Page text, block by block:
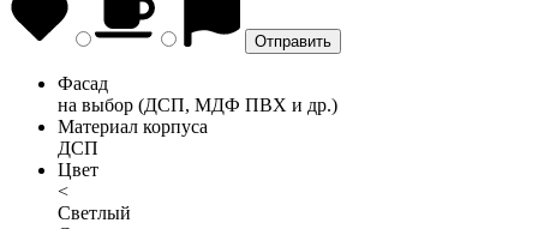
Фасад
на выбор (ДСП, МДФ ПВХ и др.)
Материал корпуса
ДСП
Цвет
<
Светлый